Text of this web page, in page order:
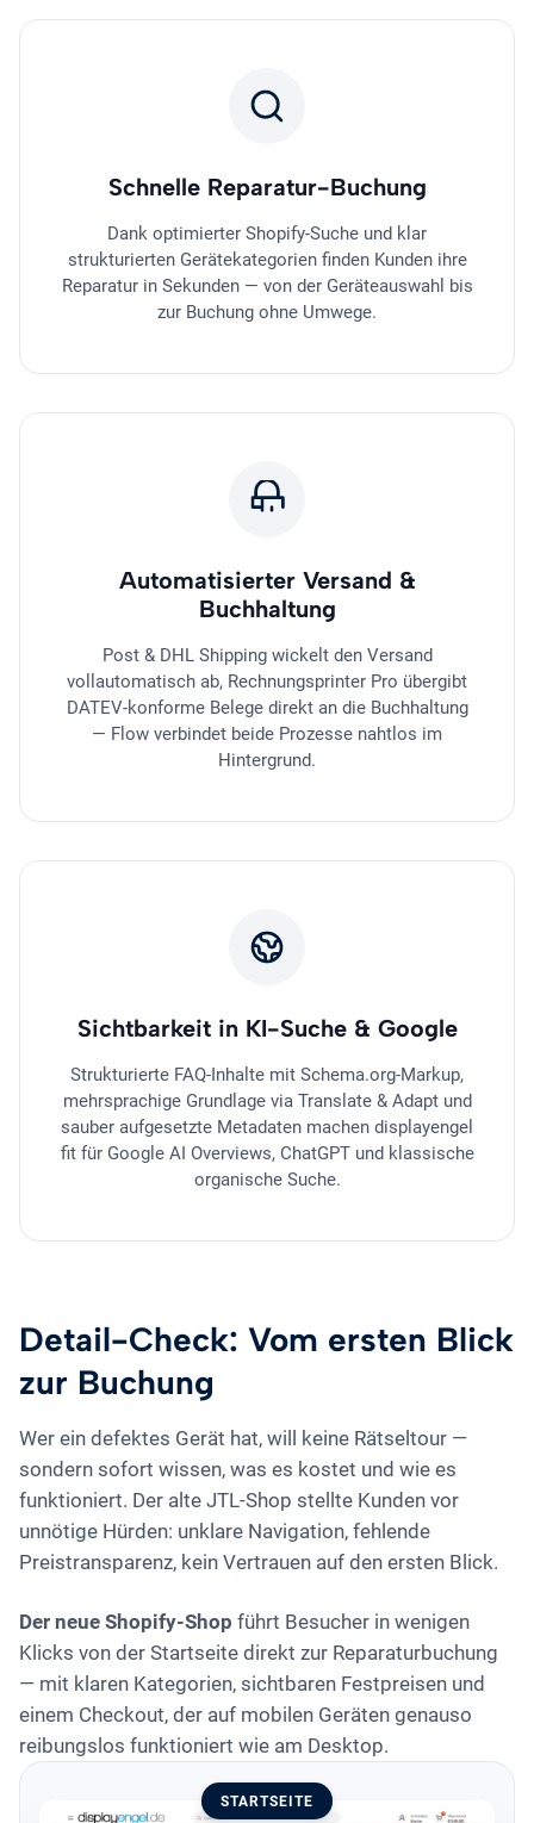
Schnelle Reparatur-Buchung
Dank optimierter Shopify-Suche und klar
strukturierten Gerätekategorien finden Kunden ihre
Reparatur in Sekunden — von der Geräteauswahl bis
zur Buchung ohne Umwege.
Automatisierter Versand &
Buchhaltung
Post & DHL Shipping wickelt den Versand
vollautomatisch ab, Rechnungsprinter Pro übergibt
DATEV-konforme Belege direkt an die Buchhaltung
— Flow verbindet beide Prozesse nahtlos im
Hintergrund.
Sichtbarkeit in KI-Suche & Google
Strukturierte FAQ-Inhalte mit Schema.org-Markup,
mehrsprachige Grundlage via Translate & Adapt und
sauber aufgesetzte Metadaten machen displayengel
fit für Google AI Overviews, ChatGPT und klassische
organische Suche.
Detail-Check: Vom ersten Blick
zur Buchung
Wer ein defektes Gerät hat, will keine Rätseltour —
sondern sofort wissen, was es kostet und wie es
funktioniert. Der alte JTL-Shop stellte Kunden vor
unnötige Hürden: unklare Navigation, fehlende
Preistransparenz, kein Vertrauen auf den ersten Blick.
Der neue Shopify-Shop führt Besucher in wenigen
Klicks von der Startseite direkt zur Reparaturbuchung
— mit klaren Kategorien, sichtbaren Festpreisen und
einem Checkout, der auf mobilen Geräten genauso
reibungslos funktioniert wie am Desktop.
STARTSEITE